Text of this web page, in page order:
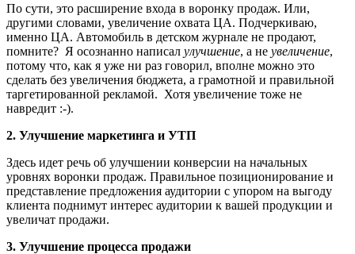
По сути, это расширение входа в воронку продаж. Или,
другими словами, увеличение охвата ЦА. Подчеркиваю,
именно ЦА. Автомобиль в детском журнале не продают,
помните? Я осознанно написал улучшение, а не увеличение,
потому что, как я уже ни раз говорил, вполне можно это
сделать без увеличения бюджета, а грамотной и правильной
таргетированной рекламой. Хотя увеличение тоже не
навредит :-).
2. Улучшение маркетинга и УТП
Здесь идет речь об улучшении конверсии на начальных
уровнях воронки продаж. Правильное позиционирование и
представление предложения аудитории с упором на выгоду
клиента поднимут интерес аудитории к вашей продукции и
увеличат продажи.
3. Улучшение процесса продажи